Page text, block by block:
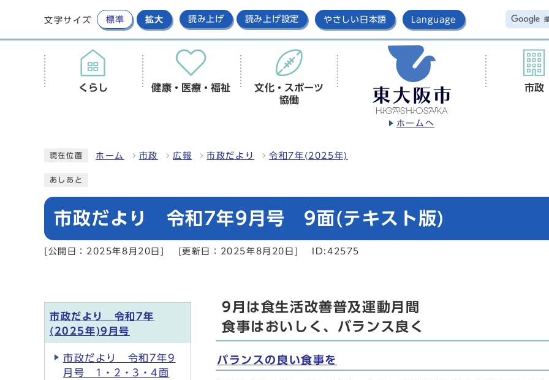
文字サイズ 標準 拡大 読み上げ 読み上げ設定 やさしい日本語 Language
ホームへ
くらし 健康・医療・福祉
文化・スポーツ
協働
市政
現在位置 ホーム 市政 広報 市政だより 令和7年(2025年)
あしあと
市政だより 令和7年9月号 9面(テキスト版)
[公開日：2025年8月20日] [更新日：2025年8月20日] ID:42575
9月は食生活改善普及運動月間
食事はおいしく、バランス良く
バランスの良い食事を
市政だより 令和7年
(2025年)9月号
市政だより 令和7年9
月号 1・2・3・4面